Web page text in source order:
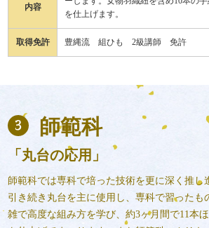
内容
を仕上げます。
取得免許 豊縄流 組ひも 2級講師 免許
師範科
「丸台の応用」
師範科では専科で培った技術を更に深く推し
引き続き丸台を主に使用し、専科で習ったも
雑で高度な組み方を学び、約3ヶ月間で11本